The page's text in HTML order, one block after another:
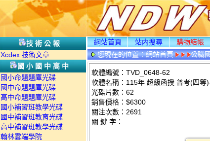
技術公報
Xcdex 技術文章
國小國中高中
國小命題題庫光碟
國中命題題庫光碟
高中命題題庫光碟
國小補習班教學光碟
國中補習班教育光碟
高中補習班教學光碟
翰林雲端學院
網站首頁 站内搜尋 購物結帳
您現在的位置：網站首頁 公職
軟體編號：TVD_0648-62
軟體名稱：115年 超級函授 普考(四
光碟片數：62
銷售價格：$6300
關注次數： 2691
關 鍵 字：